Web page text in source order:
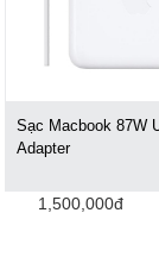
Sạc Macbook 87W
Adapter
1,500,000đ